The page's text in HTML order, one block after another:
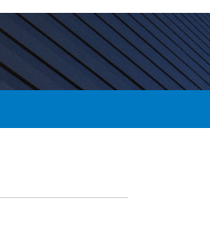
BUSCAR